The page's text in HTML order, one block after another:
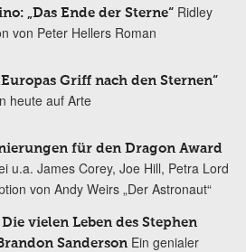
„Das Ende der Sterne“ Ridley
von Peter Hellers Roman
Griff nach den Sternen“
heute auf Arte
für den Dragon Award
u.a. James Corey, Joe Hill, Petra Lord
von Andy Weirs „Der Astronaut“
Die vielen Leben des Stephen
Sanderson Ein genialer